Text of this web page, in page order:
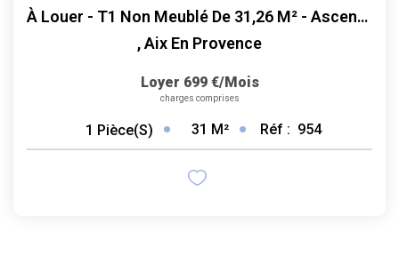
À Louer - T1 Non Meublé De 31,26 M² - Ascenseur, Parking,...
,Aix En Provence
Loyer 699 €/mois
charges comprises
1 Pièce(s) 31 M² Réf : 954